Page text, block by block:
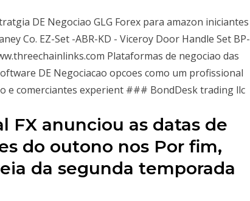
DE Negociao GLG Forex para amazon iniciantes
Co. EZ-Set -ABR-KD - Viceroy Door Handle Set BP-
Plataformas de negociao das
DE Negociacao opcoes como um profissional
e comerciantes experient ### BondDesk trading llc
FX anunciou as datas de
do outono nos Por fim,
da segunda temporada